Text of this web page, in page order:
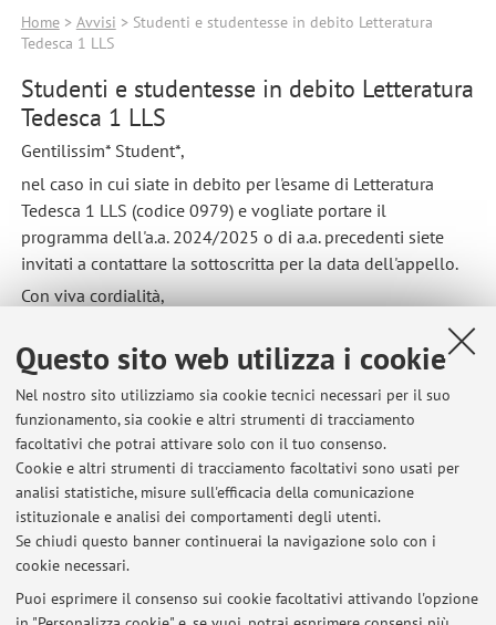
Questo sito web utilizza i cookie
Nel nostro sito utilizziamo sia cookie tecnici necessari per il suo
funzionamento, sia cookie e altri strumenti di tracciamento
facoltativi che potrai attivare solo con il tuo consenso.
Cookie e altri strumenti di tracciamento facoltativi sono usati per
analisi statistiche, misure sull'efficacia della comunicazione
istituzionale e analisi dei comportamenti degli utenti.
Se chiudi questo banner continuerai la navigazione solo con i
cookie necessari.
Puoi esprimere il consenso sui cookie facoltativi attivando l'opzione
Home> Avvisi > Studenti e studentesse in debito Letteratura
Tedesca 1 LLS
Studenti e studentesse in debito Letteratura
Tedesca 1 LLS
Gentilissim* Student*,
nel caso in cui siate in debito per l'esame di Letteratura
Tedesca 1 LLS (codice 0979) e vogliate portare il
programma dell'a.a. 2024/2025 o di a.a. precedenti siete
invitati a contattare la sottoscritta per la data dell'appello.
Con viva cordialità,
Pubblicato il: 28 maggio 2026
Ultimi avvisi
Inizio corsi e cambio docente
Pubblicato il: 10 luglio 2026
Studenti e studentesse in debito Letteratura Tedesca 1 LLS
Pubblicato il: 28 maggio 2026